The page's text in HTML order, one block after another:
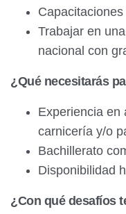
Trabajar en
nacional con
¿Qué necesitarás
Experiencia en
carnicería y/o
Bachillerato
Disponibilidad
¿Con qué desafíos